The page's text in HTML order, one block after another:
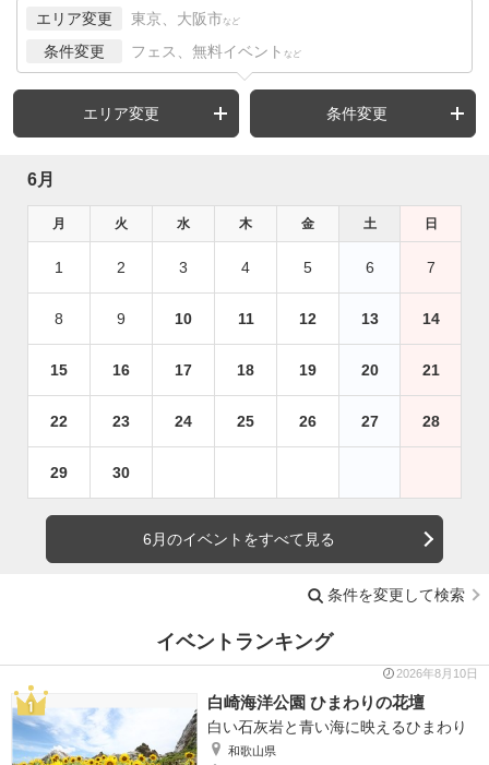
エリア変更 東京、大阪市 など
条件変更 フェス、無料イベント など
エリア変更 条件変更
6月
月 火 水 木 金 土 日
1 2 3 4 5 6 7
8 9 10 11 12 13 14
15 16 17 18 19 20 21
22 23 24 25 26 27 28
29 30
6月のイベントをすべて見る
条件を変更して検索
イベントランキング
2026年8月10日
白崎海洋公園 ひまわりの花壇
白い石灰岩と青い海に映えるひまわり
和歌山県